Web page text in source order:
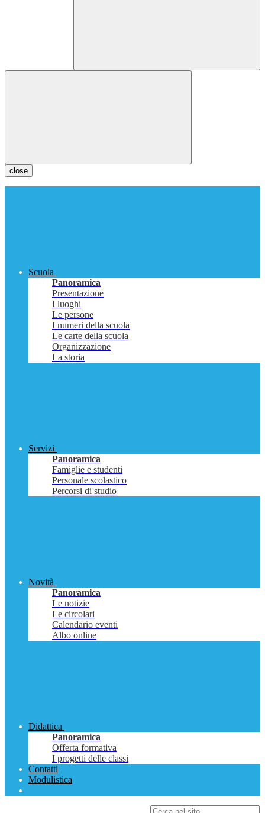
close
Scuola
Panoramica
Presentazione
I luoghi
Le persone
I numeri della scuola
Le carte della scuola
Organizzazione
La storia
Servizi
Panoramica
Famiglie e studenti
Personale scolastico
Percorsi di studio
Novità
Panoramica
Le notizie
Le circolari
Calendario eventi
Albo online
Didattica
Panoramica
Offerta formativa
I progetti delle classi
Contatti
Modulistica